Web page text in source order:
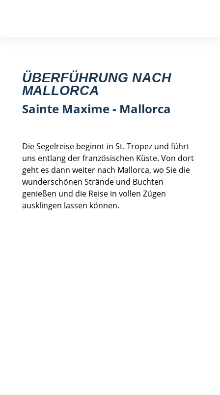
ÜBERFÜHRUNG NACH
MALLORCA
Sainte Maxime - Mallorca
Die Segelreise beginnt in St. Tropez und führt
uns entlang der französischen Küste. Von dort
geht es dann weiter nach Mallorca, wo Sie die
wunderschönen Strände und Buchten
genießen und die Reise in vollen Zügen
ausklingen lassen können.